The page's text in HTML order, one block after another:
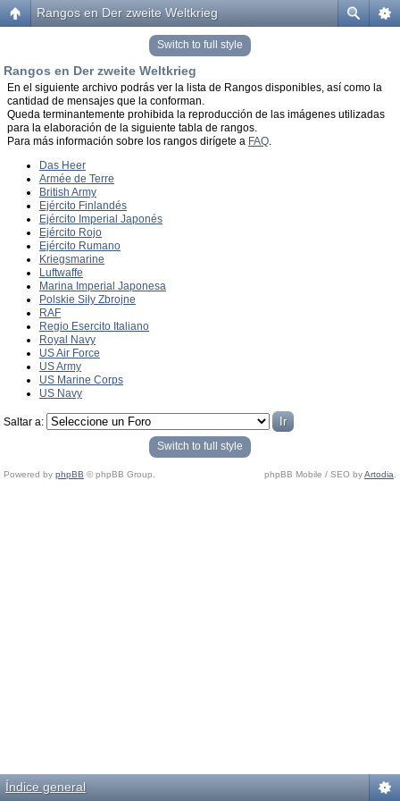
Rangos en Der zweite Weltkrieg
Switch to full style
Rangos en Der zweite Weltkrieg
En el siguiente archivo podrás ver la lista de Rangos disponibles, así como la
cantidad de mensajes que la conforman.
Queda terminantemente prohibida la reproducción de las imágenes utilizadas
para la elaboración de la siguiente tabla de rangos.
Para más información sobre los rangos dirígete a FAQ.
Das Heer
Armée de Terre
British Army
Ejército Finlandés
Ejército Imperial Japonés
Ejército Rojo
Ejército Rumano
Kriegsmarine
Luftwaffe
Marina Imperial Japonesa
Polskie Siły Zbrojne
RAF
Regio Esercito Italiano
Royal Navy
US Air Force
US Army
US Marine Corps
US Navy
Saltar a:
Switch to full style
Powered by phpBB © phpBB Group. phpBB Mobile / SEO byArtodia
Índice general